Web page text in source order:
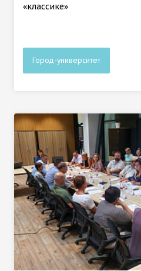
«классике»
Город-университет